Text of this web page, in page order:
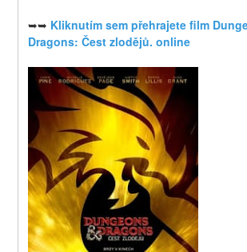
➥➥ Kliknutím sem přehrajete film
Dragons: Čest zlodějů. online